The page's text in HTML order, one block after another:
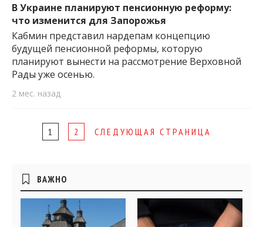
В Украине планируют пенсионную реформу:
что изменится для Запорожья
Кабмин представил нардепам концепцию
будущей пенсионной реформы, которую
планируют вынести на рассмотрение Верховной
Рады уже осенью.
2 мес. назад
1 2 СЛЕДУЮЩАЯ СТРАНИЦА
Боковые
виджеты
ВАЖНО